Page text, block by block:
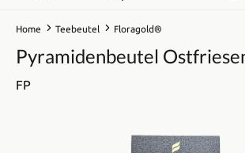
Home Teebeutel Floragold®
Pyramidenbeutel
FP
Bildergalerie überspringen